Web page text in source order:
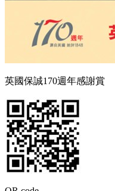
英國保誠170週年感謝賞